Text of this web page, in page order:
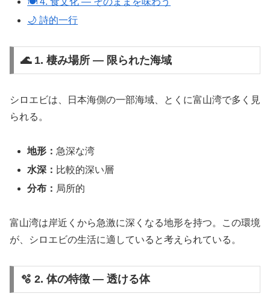
🌙 詩的一行
🌊 1. 棲み場所 ― 限られた海域
シロエビは、日本海側の一部海域、とくに富山湾で多く見
られる。
地形： 急深な湾
水深： 比較的深い層
分布： 局所的
富山湾は岸近くから急激に深くなる地形を持つ。この環境
が、シロエビの生活に適していると考えられている。
🫧 2. 体の特徴 ― 透ける体